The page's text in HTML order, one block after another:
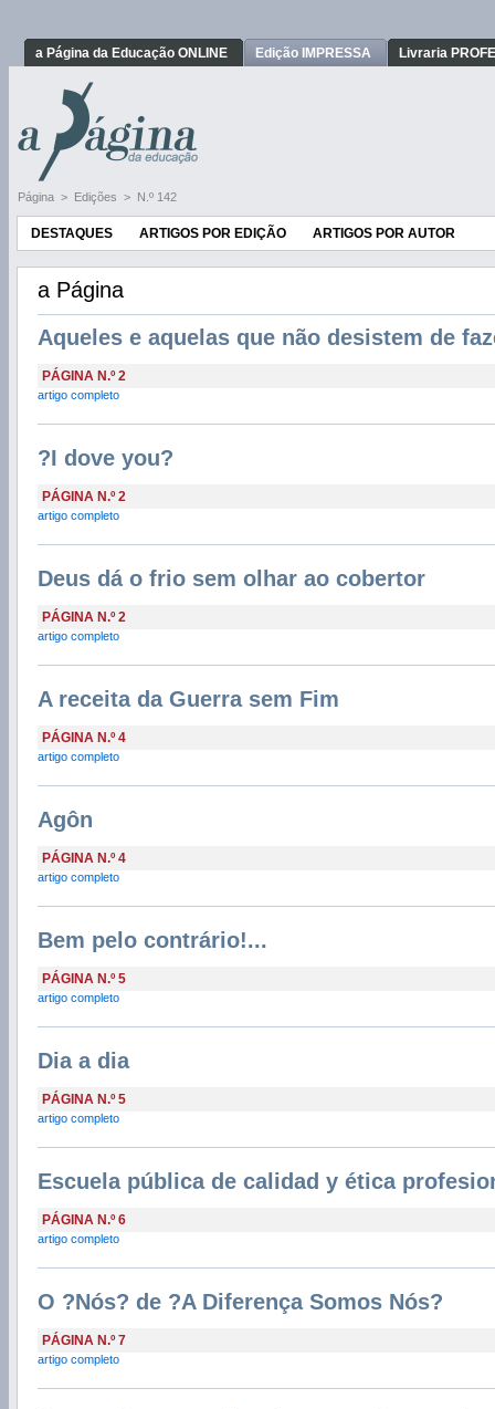
a Página da Educação ONLINE Edição IMPRESSA Livraria
Página > Edições > N.º 142
DESTAQUES ARTIGOS POR EDIÇÃO ARTIGOS POR AUTOR
a Página
Aqueles e aquelas que não desistem de
PÁGINA N.º 2
artigo completo
?I dove you?
PÁGINA N.º 2
artigo completo
Deus dá o frio sem olhar ao cobertor
PÁGINA N.º 2
artigo completo
A receita da Guerra sem Fim
PÁGINA N.º 4
artigo completo
Agôn
PÁGINA N.º 4
artigo completo
Bem pelo contrário!...
PÁGINA N.º 5
artigo completo
Dia a dia
PÁGINA N.º 5
artigo completo
Escuela pública de calidad y ética
PÁGINA N.º 6
artigo completo
O ?Nós? de ?A Diferença Somos Nós?
PÁGINA N.º 7
artigo completo